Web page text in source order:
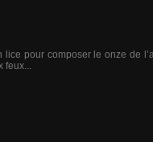
pour composer le onze de
feux...